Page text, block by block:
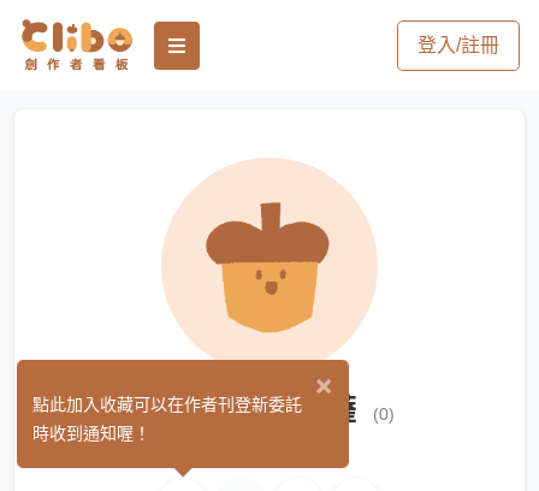
登入/註冊
賽琳娜卡拉.莉薩 (0)
×
點此加入收藏可以在作者刊登新委託
時收到通知喔！